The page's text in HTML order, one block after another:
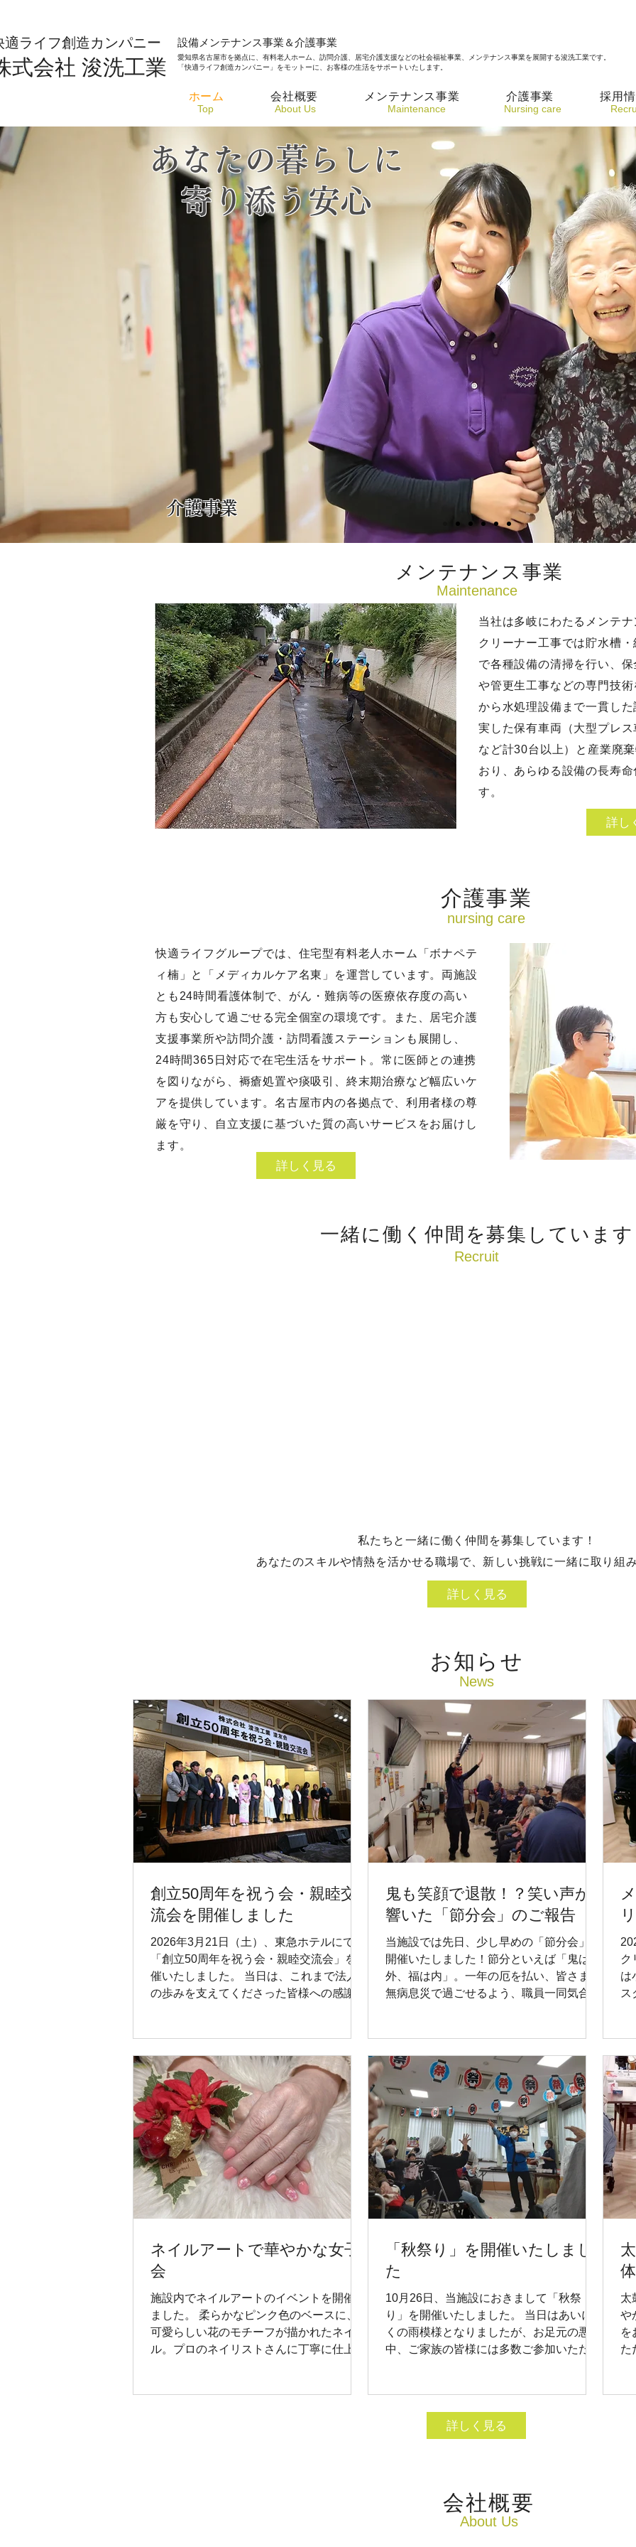
適ライフ創造カンパニー
式会社 浚洗工業
愛知県名古屋市を拠点に、有料老人ホーム、訪問介護、居宅介護支援などの社会福祉事業、メンテナンス事業を展開する浚洗工業です。
「快適ライフ創造カンパニー」をモットーに、お客様の生活をサポートいたします。
設備メンテナンス事業＆介護事業
ホーム 会社概要 メンテナンス事業 介護事業 採用
​Top ​About Us ​Maintenance Nursing care
あなたの暮らしに
寄り添う安心
​介護事業
​メンテナンス事業
​Maintenance
当社は多岐にわたるメンテ
クリーナー工事では貯水槽
で各種設備の清掃を行い、
や管更生工事などの専門技
から水処理設備まで一貫し
実した保有車両（大型プレ
など計30台以上）と産業廃
おり、あらゆる設備の長寿
す。
詳し
​介護事業
nursing care
快適ライフグループでは、住宅型有料老人ホーム「ボナペテ
ィ楠」と「メディカルケア名東」を運営しています。両施設
とも24時間看護体制で、がん・難病等の医療依存度の高い
方も安心して過ごせる完全個室の環境です。また、居宅介護
支援事業所や訪問介護・訪問看護ステーションも展開し、
24時間365日対応で在宅生活をサポート。常に医師との連携
を図りながら、褥瘡処置や痰吸引、終末期治療など幅広いケ
アを提供しています。名古屋市内の各拠点で、利用者様の尊
厳を守り、自立支援に基づいた質の高いサービスをお届けし
ます。
詳しく見る
​一緒に働く仲間を募集しています
​Recruit
私たちと一緒に働く仲間を募集しています！
あなたのスキルや情熱を活かせる職場で、新しい挑戦に一緒に取り組
詳しく見る
​お知らせ
​News
創立50周年を祝う会・親睦交
流会を開催しました
2026年3月21日（土）、東急ホテルにて
「創立50周年を祝う会・親睦交流会」を開
催いたしました。 当日は、これまで法人
の歩みを支えてくださった皆様への感謝を
顔あふれる和やかな時間を過ごすことがで
きました。 日頃は勤務場所が異なり、な
かなか顔を合わせる機会の少ない職員同士
も交流を深め、改めて法人としてのつなが
りを感じられるひとときとなりました。
各事業所の管理者が一堂に会し、記念撮影
も行いました。 「管理者集合！これから
も力を合わせて、より良いサービスをお届
けしてまいります」 創立50周年という節
目を迎えることができましたのも、利用者
からの温かいご支援のおかげです。心より
感謝申し上げます。 これからも職員一
し、より一層努力してまいります。
鬼も笑顔で退散！？笑い声が
響いた「節分会」のご報告
当施設では先日、少し早めの「節分会」を
開催いたしました！節分といえば「鬼は
外、福は内」。一年の厄を払い、皆さまが
無病息災で過ごせるよう、職員一同気合を
ク
は
ス
が
ネイルアートで華やかな女子
会
施設内でネイルアートのイベントを開催し
ました。 柔らかなピンク色のベースに、
可愛らしい花のモチーフが描かれたネイ
ル。プロのネイリストさんに丁寧に仕上げ
「秋祭り」を開催いたしまし
た
10月26日、当施設におきまして「秋祭
り」を開催いたしました。 当日はあいに
くの雨模様となりましたが、お足元の悪い
中、ご家族の皆様には多数ご参加いただ
お楽しみいただきました。また、スタッフ
手作りのベビーカステラや綿菓子をご提供
かなひとときとなり、スタッフ一同大変嬉
しく思っております。 今後も季節の行事
太
や
を
た
詳しく見る
​会社概要
​About Us